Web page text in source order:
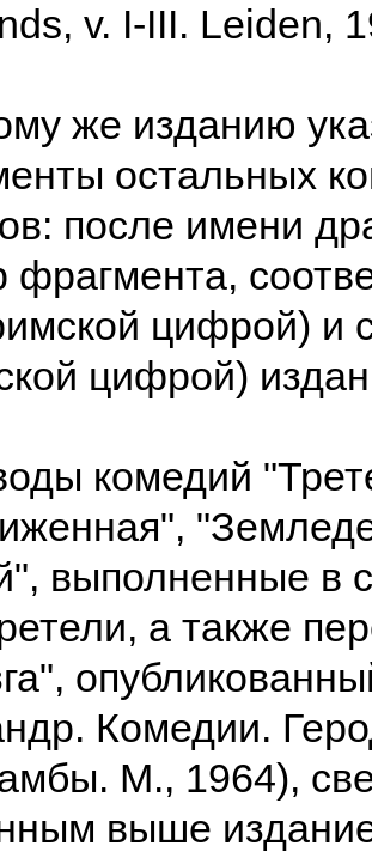
v. I-III. Leiden,
же изданию
остальных
после имени
фрагмента,
цифрой) и
цифрой)
комедий
выполненные в
а также
Комедии.
М., 1964),
выше